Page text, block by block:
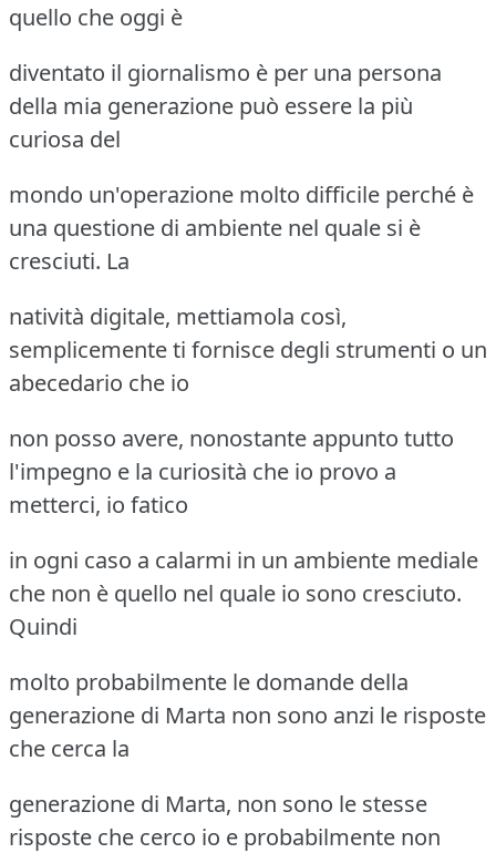
quello che oggi è
diventato il giornalismo è per una persona
della mia generazione può essere la più
curiosa del
mondo un'operazione molto difficile perché è
una questione di ambiente nel quale si è
cresciuti. La
natività digitale, mettiamola così,
semplicemente ti fornisce degli strumenti o un
abecedario che io
non posso avere, nonostante appunto tutto
l'impegno e la curiosità che io provo a
metterci, io fatico
in ogni caso a calarmi in un ambiente mediale
che non è quello nel quale io sono cresciuto.
Quindi
molto probabilmente le domande della
generazione di Marta non sono anzi le risposte
che cerca la
generazione di Marta, non sono le stesse
risposte che cerco io e probabilmente non